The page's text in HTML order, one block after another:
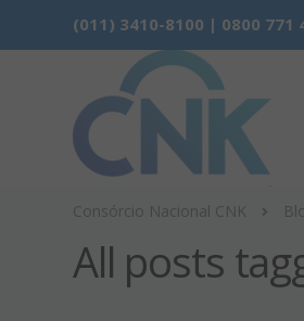
(011) 3410-8100 | 0800 771
Consórcio Nacional CNK
All posts